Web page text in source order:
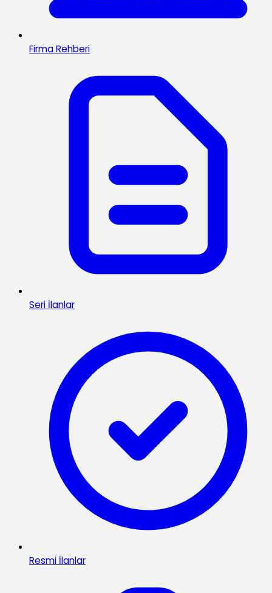
Firma Rehberi
Seri İlanlar
Resmi İlanlar